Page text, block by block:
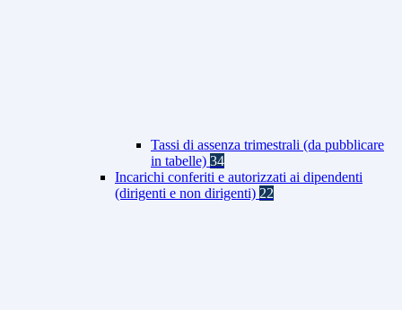
Tassi di assenza trimestrali (da pubblicare
in tabelle) 34
Incarichi conferiti e autorizzati ai dipendenti
(dirigenti e non dirigenti) 22